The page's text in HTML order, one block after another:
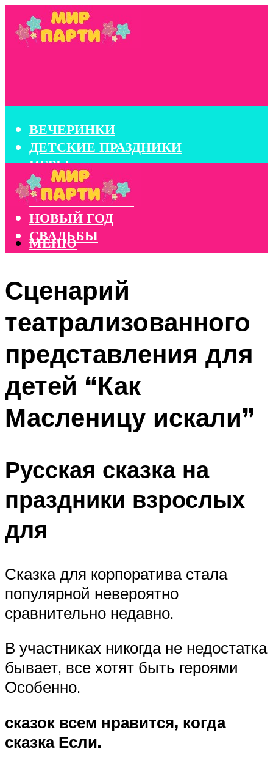
ВЕЧЕРИНКИ
ДЕТСКИЕ ПРАЗДНИКИ
ИГРЫ
КОНКУРСЫ
КОРПОРАТИВЫ
НОВЫЙ ГОД
СВАДЬБЫ
МЕНЮ
Сценарий
театрализованного
представления для
детей “Как
Масленицу искали”
Русская сказка на
праздники взрослых
для
Сказка для корпоратива стала
популярной невероятно
сравнительно недавно.
В участниках никогда не недостатка
бывает, все хотят быть героями
Особенно.
сказок всем нравится, когда
сказка Если.